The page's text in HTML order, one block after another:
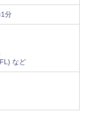
分
など